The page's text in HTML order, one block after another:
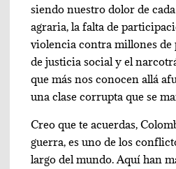
siendo nuestro dolor de
agraria, la falta de
violencia contra millones de
de justicia social y el
que más nos conocen allá
una clase corrupta que se
Creo que te acuerdas,
guerra, es uno de los
largo del mundo. Aquí han